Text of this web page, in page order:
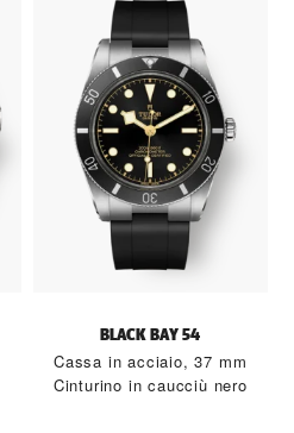
BLACK BAY 54
Cassa in acciaio, 37 mm
Cinturino in caucciù nero